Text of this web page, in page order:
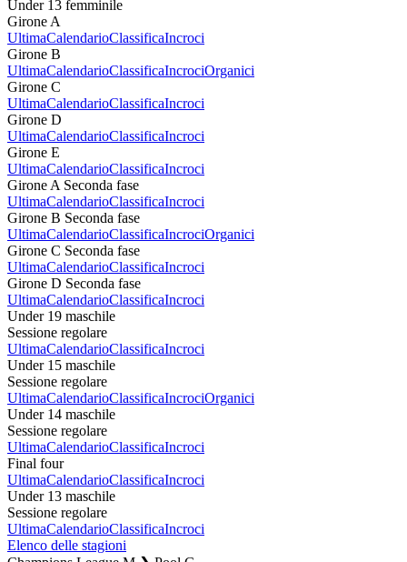
Under 13 femminile
Girone A
UltimaCalendarioClassificaIncroci
Girone B
UltimaCalendarioClassificaIncrociOrganici
Girone C
UltimaCalendarioClassificaIncroci
Girone D
UltimaCalendarioClassificaIncroci
Girone E
UltimaCalendarioClassificaIncroci
Girone A Seconda fase
UltimaCalendarioClassificaIncroci
Girone B Seconda fase
UltimaCalendarioClassificaIncrociOrganici
Girone C Seconda fase
UltimaCalendarioClassificaIncroci
Girone D Seconda fase
UltimaCalendarioClassificaIncroci
Under 19 maschile
Sessione regolare
UltimaCalendarioClassificaIncroci
Under 15 maschile
Sessione regolare
UltimaCalendarioClassificaIncrociOrganici
Under 14 maschile
Sessione regolare
UltimaCalendarioClassificaIncroci
Final four
UltimaCalendarioClassificaIncroci
Under 13 maschile
Sessione regolare
UltimaCalendarioClassificaIncroci
Elenco delle stagioni